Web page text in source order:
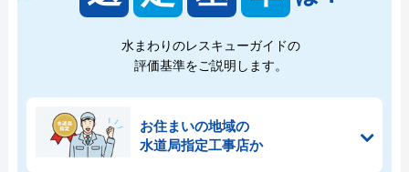
水まわりのレスキューガイドの
評価基準をご説明します。
お住まいの地域の
水道局指定工事店か